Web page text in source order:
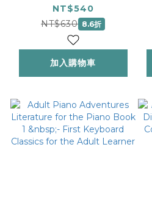
Popular Book 2
NT$540
NT$630 8.6折
加入購物車